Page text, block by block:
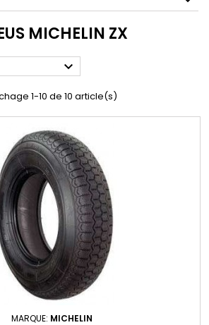
MICHELIN ZX

1-10 de 10 article(s)
MARQUE: MICHELIN